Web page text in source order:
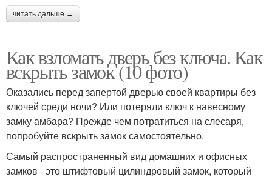
читать дальше →
Как взломать дверь без ключа. Как
вскрыть замок (10 фото)
Оказались перед запертой дверью своей квартиры без
ключей среди ночи? Или потеряли ключ к навесному
замку амбара? Прежде чем потратиться на слесаря,
попробуйте вскрыть замок самостоятельно.
Самый распространенный вид домашних и офисных
замков - это штифтовый цилиндровый замок, который